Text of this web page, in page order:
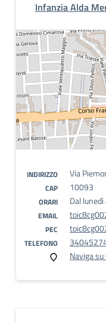
Infanzia Alda
INDIRIZZO Via
CAP 10093
ORARI Dal
EMAIL
PEC
TELEFONO
Naviga